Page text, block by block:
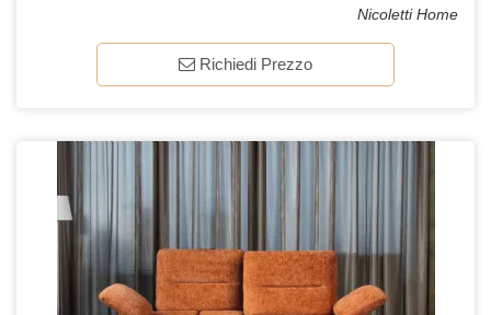
Nicoletti Home
Richiedi Prezzo